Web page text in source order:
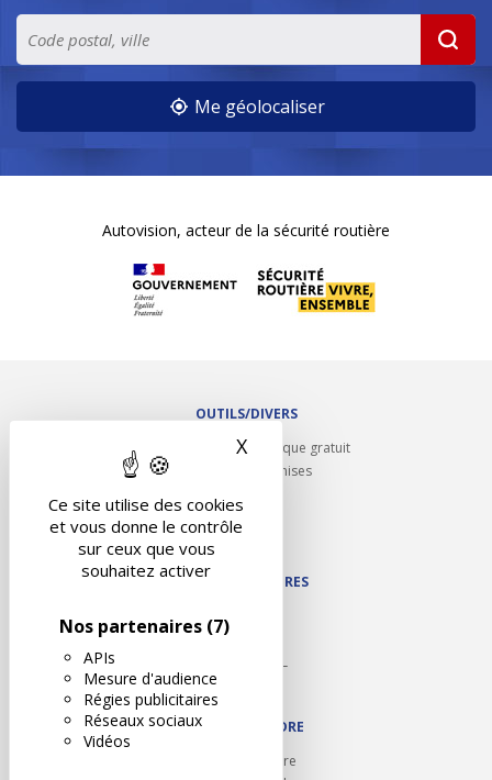
Ce site utilise des cookies
et vous donne le contrôle
sur ceux que vous
souhaitez activer
Nos partenaires (7)
APIs
Mesure d'audience
Régies publicitaires
Réseaux sociaux
Vidéos
X Masquer le bandeau des
Me géolocaliser
Autovision, acteur de la sécurité routière
OUTILS/DIVERS
Rappel contrôle technique gratuit
Partenariats/Remises
Contact
NOS PARTENAIRES
Autodidact
Karoil
Autovision PL
Motovision
NOUS REJOINDRE
Ouvrir un centre